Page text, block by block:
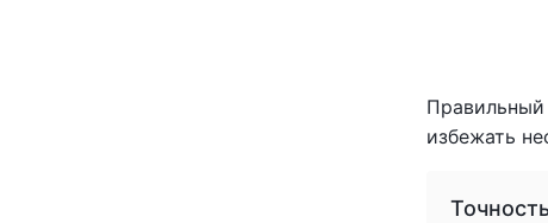
Правильный
избежать